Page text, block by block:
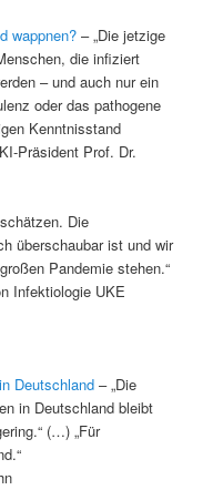
wappnen? – „Die jetzige
die infiziert
– und auch nur ein
oder das pathogene
Kenntnisstand
Präsident Prof. Dr.
Die
überschaubar ist und wir
Pandemie stehen.“
Infektiologie UKE
Deutschland – „Die
in Deutschland bleibt
(…) „Für